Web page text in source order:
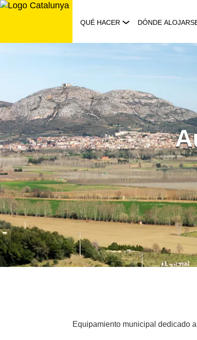
Saltar
QUÉ HACER DÓNDE
Equipamiento municipal dedicado